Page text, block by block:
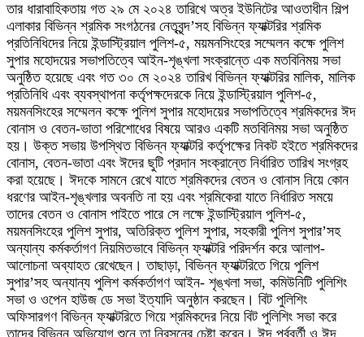
তার ধারাবাহিকতায় গত ২৯ মে ২০২৪ তারিখে অত্র ইউনিটের আওতাধীন শিল্প
এলাকার বিভিন্ন শ্রমিক সংগঠনের নেতৃবৃন্দ’সহ বিভিন্ন ফ্যাক্টরির শ্রমিক
প্রতিনিধিদের নিয়ে ইন্ডাস্ট্রিয়াল পুলিশ-৫, ময়মনসিংহের সম্মেলন কক্ষে পুলিশ
সুপার মহোদয়ের সভাপতিত্বে আইন-শৃঙ্খলা সংক্রান্তে এক মতবিনিময় সভা
অনুষ্ঠিত হয়েছে এবং গত ৩০ মে ২০২৪ তারিখ বিভিন্ন ফ্যাক্টরির মালিক, মালিক
প্রতিনিধি এবং ব্যবস্থাপনা কর্তৃপক্ষদেরকে নিয়ে ইন্ডাস্ট্রিয়াল পুলিশ-৫,
ময়মনসিংহের সম্মেলন কক্ষে পুলিশ সুপার মহোদয়ের সভাপতিত্বে শ্রমিকদের ঈদ
বোনাস ও বেতন-ভাতা পরিশোধের বিষয়ে আরও একটি মতবিনিময় সভা অনুষ্ঠিত
হয়। উক্ত সভায় উপস্থিত বিভিন্ন ফ্যাক্টরি কর্তৃপক্ষের নিকট হইতে শ্রমিকদের
বোনাস, বেতন-ভাতা এবং ঈদের ছুটি প্রদান সংক্রান্তে নির্ধারিত তারিখ সংগ্রহ
করা হয়েছে। ঈদকে সামনে রেখে যাতে শ্রমিকদের বেতন ও বোনাস নিয়ে কোন
ধরণের আইন-শৃঙ্খলার অবনতি না হয় এবং শ্রমিকেরা যাতে নির্ধারিত সময়ে
তাদের বেতন ও বোনাস পাইতে পারে সে লক্ষে ইন্ডাস্ট্রিয়াল পুলিশ-৫,
ময়মনসিংহের পুলিশ সুপার, অতিরিক্ত পুলিশ সুপার, সহকারী পুলিশ সুপার’সহ
অন্যান্য কর্মকর্তাগণ নিয়মিতভাবে বিভিন্ন ফ্যাক্টরি পরিদর্শন করে আলাপ-
আলোচনা অব্যাহত রেখেছেন। তাছাড়া, বিভিন্ন ফ্যাক্টরিতে গিয়ে পুলিশ
সুপার’সহ অন্যান্য পুলিশ কর্মকর্তাগণ আইন- শৃঙ্খলা সভা, কমিউনিটি পুলিশিং
সভা ও ওপেন হাউজ ডে সভা ইত্যাদি অনুষ্ঠান করছেন। বিট পুলিশিং
অফিসারগণ বিভিন্ন ফ্যাক্টরিতে গিয়ে শ্রমিকদের নিয়ে বিট পুলিশিং সভা করে
তাদের বিভিন্ন অভিযোগ শুনে তা নিরসনের চেষ্টা করেন। ঈদ পূর্ববর্তী ও ঈদ